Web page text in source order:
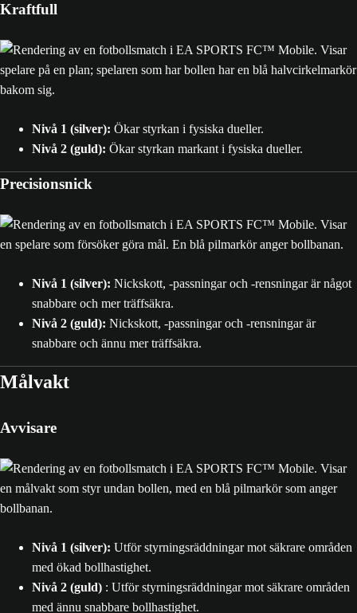
Kraftfull
Nivå 1 (silver): Ökar styrkan i fysiska dueller.
Nivå 2 (guld): Ökar styrkan markant i fysiska dueller.
Precisionsnick
Nivå 1 (silver): Nickskott, -passningar och -rensningar är något
snabbare och mer träffsäkra.
Nivå 2 (guld): Nickskott, -passningar och -rensningar är
snabbare och ännu mer träffsäkra.
Målvakt
Avvisare
Nivå 1 (silver): Utför styrningsräddningar mot säkrare områden
med ökad bollhastighet.
Nivå 2 (guld) : Utför styrningsräddningar mot säkrare områden
med ännu snabbare bollhastighet.